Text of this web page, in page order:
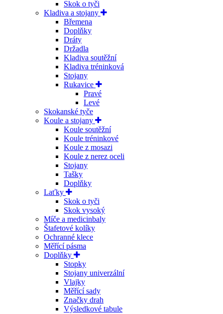
Skok o tyči
Kladiva a stojany
Břemena
Doplňky
Dráty
Držadla
Kladiva soutěžní
Kladiva tréninková
Stojany
Rukavice
Pravé
Levé
Skokanské tyče
Koule a stojany
Koule soutěžní
Koule tréninkové
Koule z mosazi
Koule z nerez oceli
Stojany
Tašky
Doplňky
Laťky
Skok o tyči
Skok vysoký
Míče a medicinbaly
Štafetové kolíky
Ochranné klece
Měřící pásma
Doplňky
Stopky
Stojany univerzální
Vlajky
Měřící sady
Značky drah
Výsledkové tabule